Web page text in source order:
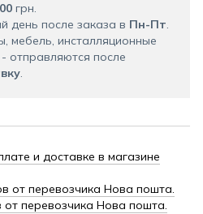
грн.
день после заказа в Пн-Пт.
мебель, инсталляционные
отправляются после
.
и доставке в магазине
от перевозчика Нова пошта.
перевозчика Нова пошта.